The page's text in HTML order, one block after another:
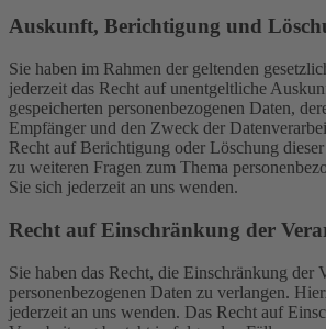
Auskunft, Berichtigung und
Sie haben im Rahmen der geltenden
jederzeit das Recht auf unentgeltliche
gespeicherten personenbezogenen Daten,
Empfänger und den Zweck der
Recht auf Berichtigung oder Löschung
zu weiteren Fragen zum Thema
Sie sich jederzeit an uns wenden.
Recht auf Einschränkung der
Sie haben das Recht, die Einschränkung der
personenbezogenen Daten zu verlangen.
jederzeit an uns wenden. Das Recht auf